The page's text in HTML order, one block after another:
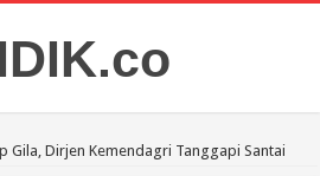
Gila, Dirjen Kemendagri Tanggapi Santai